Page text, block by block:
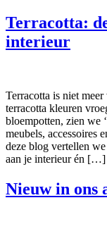
Terracotta:
interieur
Terracotta is niet
terracotta kleuren
bloempotten, zien we
meubels, accessoires
deze blog vertellen
aan je interieur én […]
Nieuw in ons